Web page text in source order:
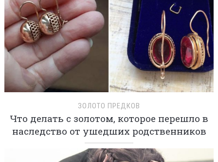
ЗОЛОТО ПРЕДКОВ
Что делать с золотом, которое перешло в
наследство от ушедших родственников